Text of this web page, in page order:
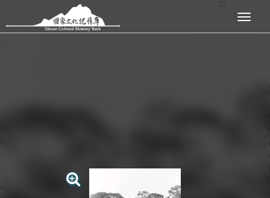
跳到主要內容區塊 展開選單